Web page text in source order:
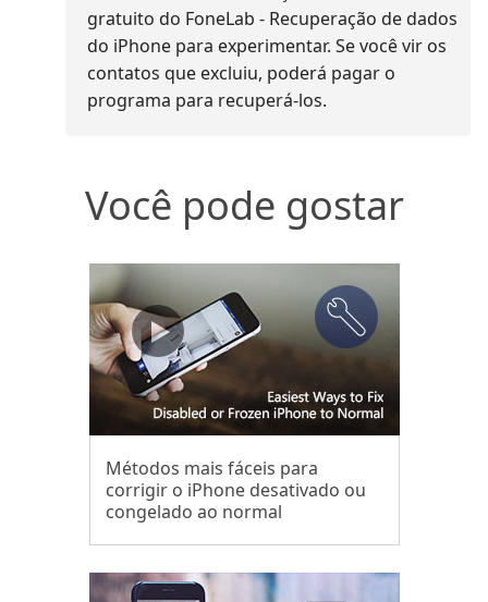
gratuito do FoneLab - Recuperação de dados
do iPhone para experimentar. Se você vir os
contatos que excluiu, poderá pagar o
programa para recuperá-los.
Você pode gostar
Métodos mais fáceis para
corrigir o iPhone desativado ou
congelado ao normal